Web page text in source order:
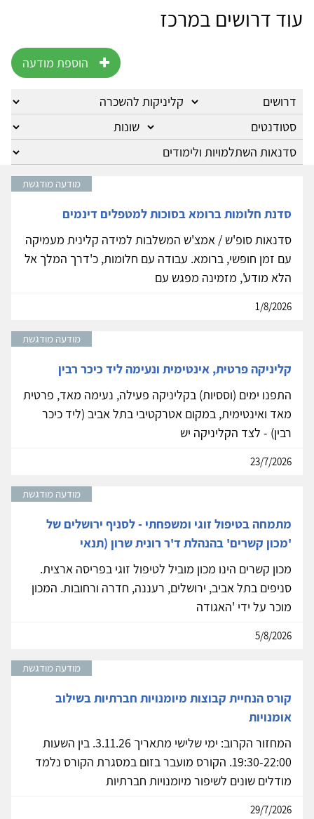
עוד דרושים במרכז
הוספת מודעה
מודעה מודגשת
סדנת חלומות ברומא בסוכות למטפלים דינמים
סדנאות סופ'ש / אמצ'ש המשלבות למידה קלינית מעמיקה
עם זמן חופשי, ברומא. עבודה עם חלומות, כ'דרך המלך אל
הלא מודע', מזמינה מפגש עם
1/8/2026
מודעה מודגשת
קליניקה פרטית, אינטימית ונעימה ליד כיכר רבין
התפנו ימים (וססיות) בקליניקה פעילה, נעימה מאד, פרטית
מאד ואינטימית, במקום אטרקטיבי בתל אביב (ליד כיכר
רבין) - לצד הקליניקה יש
23/7/2026
מודעה מודגשת
מתמחה בטיפול זוגי ומשפחתי - לסניף ירושלים של
'מכון קשרים' בהנהלת ד'ר רונית שרון (תנאי
מכון קשרים הינו מכון מוביל לטיפול זוגי בפריסה ארצית.
סניפים בתל אביב, ירושלים, רעננה, חדרה ורחובות. המכון
מוכר על ידי 'האגודה
5/8/2026
מודעה מודגשת
קורס הנחיית קבוצות מיומנויות חברתיות בשילוב
אומנויות
המחזור הקרוב: ימי שלישי מתאריך 3.11.26. בין השעות
19:30-22:00. הקורס מועבר בזום במסגרת הקורס נלמד
מודלים שונים לשיפור מיומנויות חברתיות
29/7/2026